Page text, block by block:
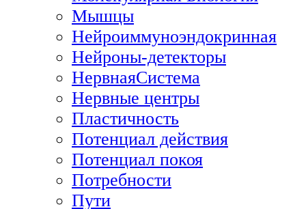
Мышцы
Нейроиммуноэндокринная
Нейроны-детекторы
НервнаяСистема
Нервные центры
Пластичность
Потенциал действия
Потенциал покоя
Потребности
Пути